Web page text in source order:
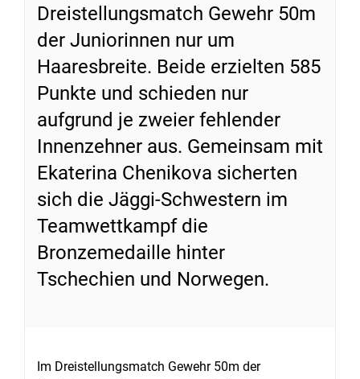
Dreistellungsmatch Gewehr 50m
der Juniorinnen nur um
Haaresbreite. Beide erzielten 585
Punkte und schieden nur
aufgrund je zweier fehlender
Innenzehner aus. Gemeinsam mit
Ekaterina Chenikova sicherten
sich die Jäggi-Schwestern im
Teamwettkampf die
Bronzemedaille hinter
Tschechien und Norwegen.
Im Dreistellungsmatch Gewehr 50m der